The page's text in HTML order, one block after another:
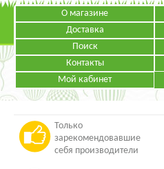
+7 (499)391-49-83Телефон в
Режим работы:
Пн-Пт: с 09.00 до 19.00
О магазине
Доставка
Поиск
Контакты
Мой кабинет
Только
зарекомендовавшие
себя производители